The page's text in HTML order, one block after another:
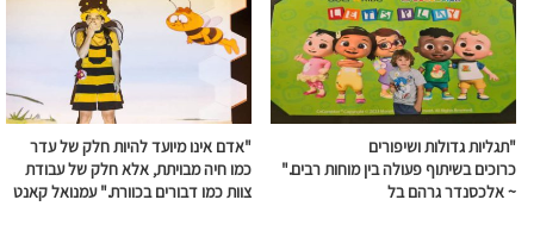
"תגליות גדולות ושיפורים
כרוכיםבשיתוףפעולהבין מוחות רבים."
~ אלכסנדר גרהם בל
"אדם אינו מיועד להיות חלק של עדר
כמו חיה מבויתת, אלא חלק של עבודת
צוות כמו דבורים בכוורת." עמנואל קאנט